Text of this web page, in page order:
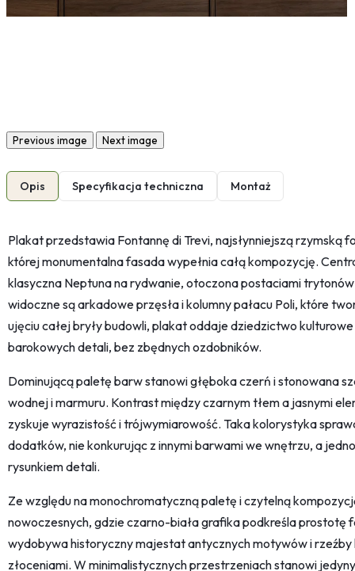
Previous image Next image
Opis Specyfikacja techniczna Montaż
Plakat przedstawia Fontannę di Trevi, najsłynniejszą rzymską
której monumentalna fasada wypełnia całą kompozycję.
klasyczna Neptuna na rydwanie, otoczona postaciami
widoczne są arkadowe przęsła i kolumny pałacu Poli, które
ujęciu całej bryły budowli, plakat oddaje dziedzictwo
barokowych detali, bez zbędnych ozdobników.
Dominującą paletę barw stanowi głęboka czerń i stonowana
wodnej i marmuru. Kontrast między czarnym tłem a jasnymi
zyskuje wyrazistość i trójwymiarowość. Taka kolorystyka
dodatków, nie konkurując z innymi barwami we wnętrzu, a
rysunkiem detali.
Ze względu na monochromatyczną paletę i czytelną
nowoczesnych, gdzie czarno-biała grafika podkreśla prostotę
wydobywa historyczny majestat antycznych motywów i rzeźby
złoceniami. W minimalistycznych przestrzeniach stanowi